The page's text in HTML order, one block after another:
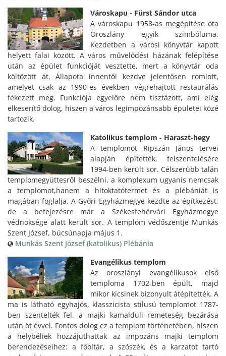
Városkapu - Fürst Sándor utca
A városkapu 1958-as megépítése óta
Oroszlány egyik szimbóluma.
Kezdetben a városi könyvtár kapott
helyett falai között. A város művelődési házának felépítése
után az épület funkcióját vesztette, mert a könyvtár oda
költözött át. Állapota innentől kezdve jelentősen romlott,
amelyet csak az 1990-es években végrehajtott restaurálás
fékezett meg. Funkciója egyelőre nem tisztázott, ami elég
elkeserítő dolog, hiszen a város legimpozánsabb épületei közé
tartozik.
Katolikus templom - Haraszt-hegy
A templomot Ripszán János tervei
alapján építették, felszentelésére
1994-ben került sor. Célszerűbb talán
templomegyüttesről beszélni, a komplexum ugyanis nemcsak
a templomot,hanem a hitoktatótermet és a plébániát is
magában foglalja. A Győri Egyházmegye kezdte az építkezést,
de a befejezésre már a Székesfehérvári Egyházmegye
védnöksége alatt került sor. A templom védőszentje Munkás
Szent József, búcsúnapja május 1.
Munkás Szent József (katolikus) Plébánia
Evangélikus templom
Az oroszlányi evangélikusok első
temploma 1702-ben épült, majd
mikor kicsinek bizonyult átépítették. A
ma is látható egyhajós, klasszicista stílusú templomot 1787-
ben szentelték fel, a majki kamalduli remeteség bezárása
után öt évvel. Fontos dolog ez a templom történetében, hiszen
a helybéliek hozzájuthattak az impozáns majki templom
berendezéseihez: a főoltár, a szószék, és a karzatot tartó